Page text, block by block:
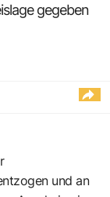
gegeben
und an